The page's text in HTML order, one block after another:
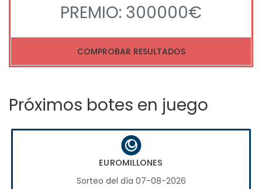
PREMIO: 300000€
COMPROBAR RESULTADOS
Próximos botes en juego
EUROMILLONES
Sorteo del día 07-08-2026